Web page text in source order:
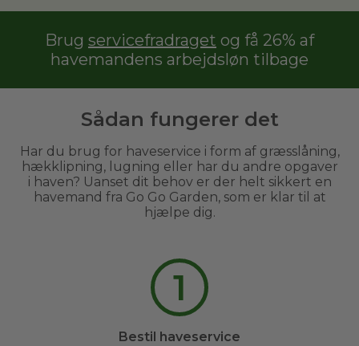
Brug servicefradraget og få 26% af
havemandens arbejdsløn tilbage
Sådan fungerer det
Har du brug for haveservice i form af græsslåning,
hækklipning, lugning eller har du andre opgaver
i haven? Uanset dit behov er der helt sikkert en
havemand fra Go Go Garden, som er klar til at
hjælpe dig.
1
Bestil haveservice